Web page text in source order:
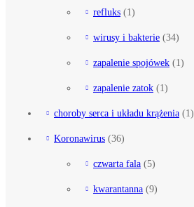
refluks (1)
wirusy i bakterie (34)
zapalenie spojówek (1)
zapalenie zatok (1)
choroby serca i układu krążenia (1)
Koronawirus (36)
czwarta fala (5)
kwarantanna (9)